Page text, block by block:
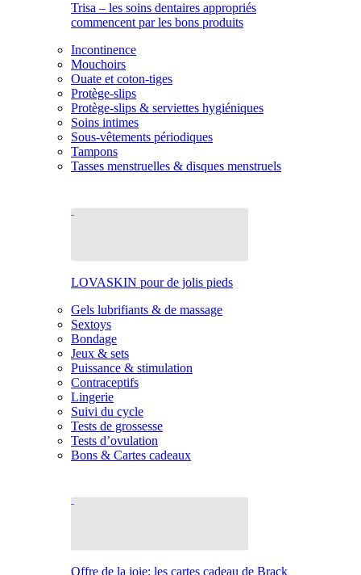
Trisa – les soins dentaires appropriés
commencent par les bons produits
Incontinence
Mouchoirs
Ouate et coton-tiges
Protège-slips
Protège-slips & serviettes hygiéniques
Soins intimes
Sous-vêtements périodiques
Tampons
Tasses menstruelles & disques menstruels
LOVASKIN pour de jolis pieds
Gels lubrifiants & de massage
Sextoys
Bondage
Jeux & sets
Puissance & stimulation
Contraceptifs
Lingerie
Suivi du cycle
Tests de grossesse
Tests d’ovulation
Bons & Cartes cadeaux
Offre de la joie: les cartes cadeau de Brack